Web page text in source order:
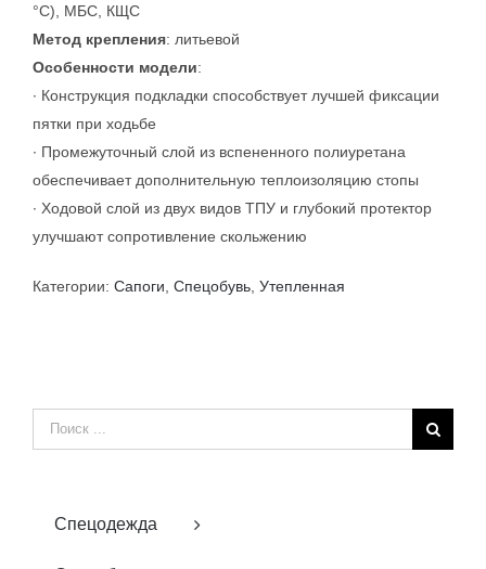
°C), МБС, КЩС
Метод крепления: литьевой
Особенности модели:
∙ Конструкция подкладки способствует лучшей фиксации
пятки при ходьбе
∙ Промежуточный слой из вспененного полиуретана
обеспечивает дополнительную теплоизоляцию стопы
∙ Ходовой слой из двух видов ТПУ и глубокий протектор
улучшают сопротивление скольжению
Категории: Сапоги Спецобувь Утепленная
Результат
поиска:
Спецодежда